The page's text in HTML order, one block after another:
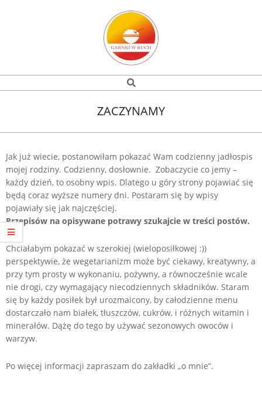
Garnki
ruch
Search
ZACZYNAMY
Jak już wiecie, postanowiłam pokazać Wam codzienny jadłospis
mojej rodziny. Codzienny, dosłownie. Zobaczycie co jemy –
każdy dzień, to osobny wpis. Dlatego u góry strony pojawiać się
będą coraz wyższe numery dni. Postaram się by wpisy
pojawiały się jak najczęściej.
Przepisów na opisywane potrawy szukajcie w treści postów.
Chciałabym pokazać w szerokiej (wieloposiłkowej :))
perspektywie, że wegetarianizm może być ciekawy, kreatywny, a
przy tym prosty w wykonaniu, pożywny, a równocześnie wcale
nie drogi, czy wymagający niecodziennych składników. Staram
się by każdy posiłek był urozmaicony, by całodzienne menu
dostarczało nam białek, tłuszczów, cukrów, i różnych witamin i
minerałów. Dążę do tego by używać sezonowych owoców i
warzyw.
Po więcej informacji zapraszam do zakładki „o mnie”.